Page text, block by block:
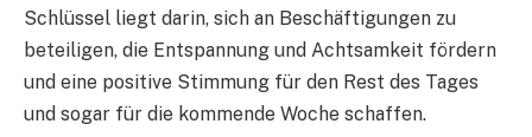
Schlüssel liegt darin, sich an Beschäftigungen zu
beteiligen, die Entspannung und Achtsamkeit fördern
und eine positive Stimmung für den Rest des Tages
und sogar für die kommende Woche schaffen.